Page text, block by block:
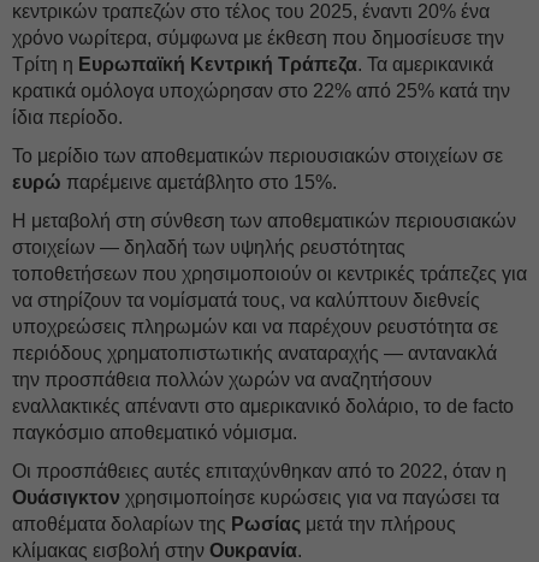
κεντρικών τραπεζών στο τέλος του 2025, έναντι 20% ένα
χρόνο νωρίτερα, σύμφωνα με έκθεση που δημοσίευσε την
Τρίτη η Ευρωπαϊκή Κεντρική Τράπεζα. Τα αμερικανικά
κρατικά ομόλογα υποχώρησαν στο 22% από 25% κατά την
ίδια περίοδο.
Το μερίδιο των αποθεματικών περιουσιακών στοιχείων σε
ευρώ παρέμεινε αμετάβλητο στο 15%.
Η μεταβολή στη σύνθεση των αποθεματικών περιουσιακών
στοιχείων — δηλαδή των υψηλής ρευστότητας
τοποθετήσεων που χρησιμοποιούν οι κεντρικές τράπεζες για
να στηρίζουν τα νομίσματά τους, να καλύπτουν διεθνείς
υποχρεώσεις πληρωμών και να παρέχουν ρευστότητα σε
περιόδους χρηματοπιστωτικής αναταραχής — αντανακλά
την προσπάθεια πολλών χωρών να αναζητήσουν
εναλλακτικές απέναντι στο αμερικανικό δολάριο, το de facto
παγκόσμιο αποθεματικό νόμισμα.
Οι προσπάθειες αυτές επιταχύνθηκαν από το 2022, όταν η
Ουάσιγκτον χρησιμοποίησε κυρώσεις για να παγώσει τα
αποθέματα δολαρίων της Ρωσίας μετά την πλήρους
κλίμακας εισβολή στην Ουκρανία.